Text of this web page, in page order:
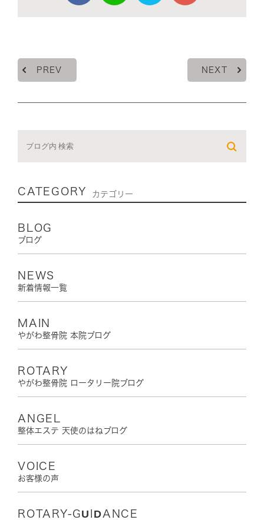
PREV NEXT
CATEGORY カテゴリー
BLOG
ブログ
NEWS
新着情報一覧
MAIN
やがわ整骨院 本院ブログ
ROTARY
やがわ整骨院 ロータリー院ブログ
ANGEL
整体エステ 天使のはねブログ
VOICE
お客様の声
ROTARY-GUIDANCE